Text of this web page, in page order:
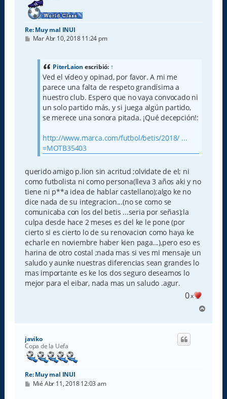
Re: Muy mal INUI
M
Mar Abr 10, 2018 11:24 pm
PiterLaion escribió: ↑
Ved el vídeo y opinad, por favor. A mi me
parece una falta de respeto grandísima a
nuestro club. Espero que no vaya convocado ni
un solo partido más, y si juega algún partido,
se merece una sonora pitada. ¡Qué decepción!:
http://www.marca.com/futbol/betis/2018/ ...
=MOTB35403
querido amigo p.lion sin acritud ;olvidate de el; ni
como futbolista ni como persona(lleva 3 años aki y no
tiene ni p**a idea de hablar castellano);algo ke no
dice nada de su integracion...(no se como se
comunicaba con los del betis ...seria por señas);la
culpa desde hace 2 meses es del ke le pone (por
cierto si es cierto lo de su renovacion como haya ke
echarle en noviembre haber kien paga...),pero eso es
harina de otro costal ;nada mas si ves mi mensaje un
saludo y aunke nuestras diferencias sean grandes lo
mas importante es ke los dos seguro deseamos lo
mejor para el eibar, nada mas un saludo .agur.
0x
r
javiko
Copa de la Uefa
Re: Muy mal INUI
M
Mié Abr 11, 2018 12:03 am